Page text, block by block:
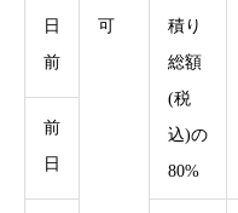
日
前
可
積り
総額
(税
込)の
80%
前
日